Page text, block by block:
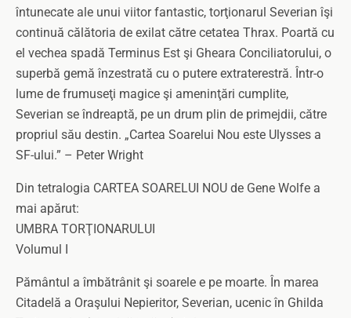
întunecate ale unui viitor fantastic, torţionarul Severian îşi
continuă călătoria de exilat către cetatea Thrax. Poartă cu
el vechea spadă Terminus Est şi Gheara Conciliatorului, o
superbă gemă înzestrată cu o putere extraterestră. Într-o
lume de frumuseţi magice şi ameninţări cumplite,
Severian se îndreaptă, pe un drum plin de primejdii, către
propriul său destin. „Cartea Soarelui Nou este Ulysses a
SF-ului.” – Peter Wright
Din tetralogia CARTEA SOARELUI NOU de Gene Wolfe a
mai apărut:
UMBRA TORŢIONARULUI
Volumul I
Pământul a îmbătrânit şi soarele e pe moarte. În marea
Citadelă a Oraşului Nepieritor, Severian, ucenic în Ghilda